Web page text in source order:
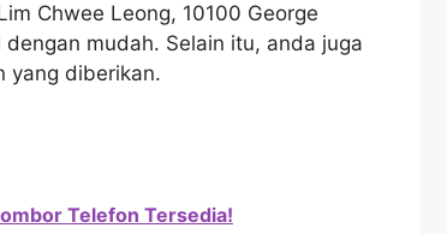
Chwee Leong, 10100 George
mudah. Selain itu, anda juga
yang diberikan.
Telefon Tersedia!